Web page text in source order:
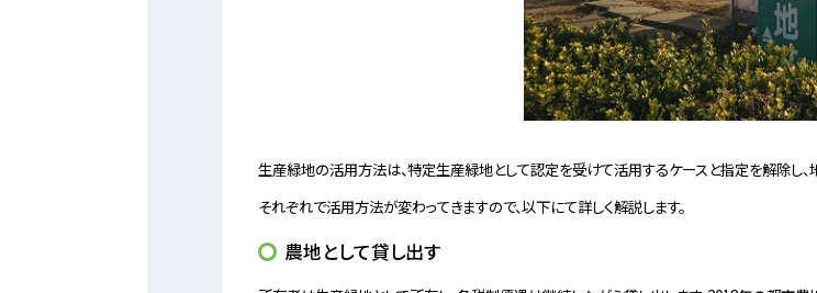
生産緑地の活用方法は、特定生産緑地として認定を受けて活用するケースと指定を解除し
それぞれで活用方法が変わってきますので、以下にて詳しく解説します。
農地として貸し出す